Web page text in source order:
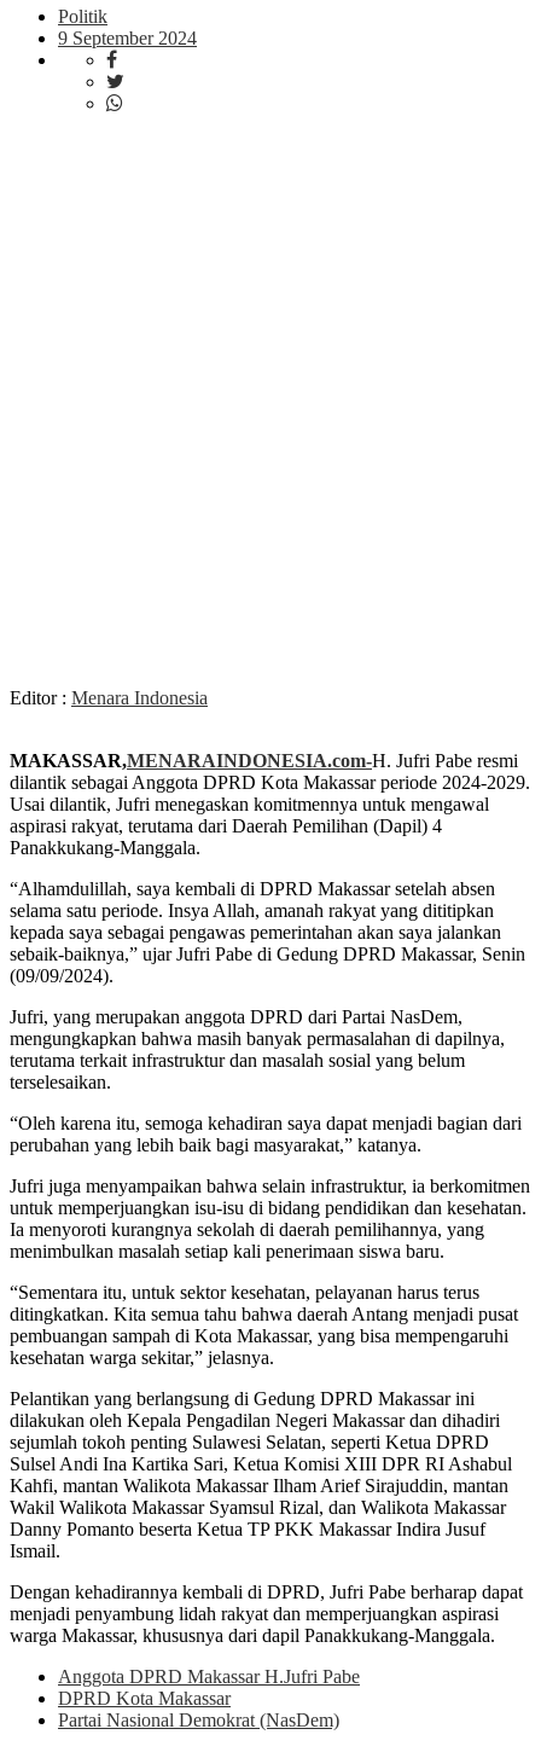
Politik
9 September 2024
Editor : Menara Indonesia
MAKASSAR,MENARAINDONESIA.com-H. Jufri Pabe resmi
dilantik sebagai Anggota DPRD Kota Makassar periode 2024-2029.
Usai dilantik, Jufri menegaskan komitmennya untuk mengawal
aspirasi rakyat, terutama dari Daerah Pemilihan (Dapil) 4
Panakkukang-Manggala.
“Alhamdulillah, saya kembali di DPRD Makassar setelah absen
selama satu periode. Insya Allah, amanah rakyat yang dititipkan
kepada saya sebagai pengawas pemerintahan akan saya jalankan
sebaik-baiknya,” ujar Jufri Pabe di Gedung DPRD Makassar, Senin
(09/09/2024).
Jufri, yang merupakan anggota DPRD dari Partai NasDem,
mengungkapkan bahwa masih banyak permasalahan di dapilnya,
terutama terkait infrastruktur dan masalah sosial yang belum
terselesaikan.
“Oleh karena itu, semoga kehadiran saya dapat menjadi bagian dari
perubahan yang lebih baik bagi masyarakat,” katanya.
Jufri juga menyampaikan bahwa selain infrastruktur, ia berkomitmen
untuk memperjuangkan isu-isu di bidang pendidikan dan kesehatan.
Ia menyoroti kurangnya sekolah di daerah pemilihannya, yang
menimbulkan masalah setiap kali penerimaan siswa baru.
“Sementara itu, untuk sektor kesehatan, pelayanan harus terus
ditingkatkan. Kita semua tahu bahwa daerah Antang menjadi pusat
pembuangan sampah di Kota Makassar, yang bisa mempengaruhi
kesehatan warga sekitar,” jelasnya.
Pelantikan yang berlangsung di Gedung DPRD Makassar ini
dilakukan oleh Kepala Pengadilan Negeri Makassar dan dihadiri
sejumlah tokoh penting Sulawesi Selatan, seperti Ketua DPRD
Sulsel Andi Ina Kartika Sari, Ketua Komisi XIII DPR RI Ashabul
Kahfi, mantan Walikota Makassar Ilham Arief Sirajuddin, mantan
Wakil Walikota Makassar Syamsul Rizal, dan Walikota Makassar
Danny Pomanto beserta Ketua TP PKK Makassar Indira Jusuf
Ismail.
Dengan kehadirannya kembali di DPRD, Jufri Pabe berharap dapat
menjadi penyambung lidah rakyat dan memperjuangkan aspirasi
warga Makassar, khususnya dari dapil Panakkukang-Manggala.
Anggota DPRD Makassar H.Jufri Pabe
DPRD Kota Makassar
Partai Nasional Demokrat (NasDem)